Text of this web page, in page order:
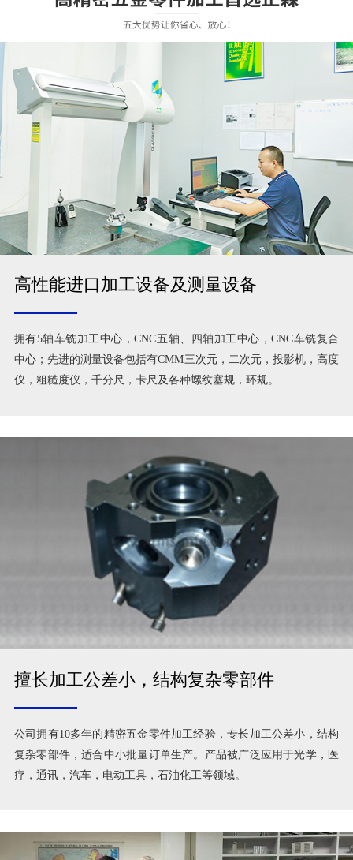
高性能进口加工设备及测量设备
拥有5轴车铣加工中心，CNC五轴、四轴加工中心，CNC车铣复合
中心；先进的测量设备包括有CMM三次元，二次元，投影机，高度
仪，粗糙度仪，千分尺，卡尺及各种螺纹塞规，环规。
擅长加工公差小，结构复杂零部件
公司拥有10多年的精密五金零件加工经验，专长加工公差小，结构
复杂零部件，适合中小批量订单生产。产品被广泛应用于光学，医
疗，通讯，汽车，电动工具，石油化工等领域。